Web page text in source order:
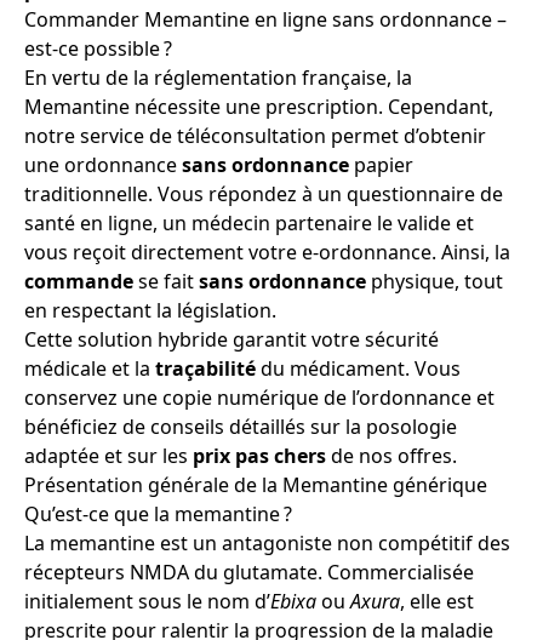
Commander Memantine en ligne sans ordonnance –
est-ce possible ?
En vertu de la réglementation française, la
Memantine nécessite une prescription. Cependant,
notre service de téléconsultation permet d’obtenir
une ordonnancesans ordonnance papier
traditionnelle. Vous répondez à un questionnaire de
santé en ligne, un médecin partenaire le valide et
vous reçoit directement votre e-ordonnance. Ainsi, la
commandese faitsans ordonnance physique, tout
en respectant la législation.
Cette solution hybride garantit votre sécurité
médicale et la traçabilitédu médicament. Vous
conservez une copie numérique de l’ordonnance et
bénéficiez de conseils détaillés sur la posologie
adaptée et sur les prix pas chersde nos offres.
Présentation générale de la Memantine générique
Qu’est-ce que la memantine ?
La memantine est un antagoniste non compétitif des
récepteurs NMDA du glutamate. Commercialisée
initialement sous le nom d’EbixaouAxura, elle est
prescrite pour ralentir la progression de la maladie